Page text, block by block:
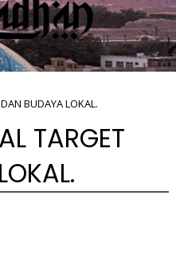
BUDAYA LOKAL.
TARGET